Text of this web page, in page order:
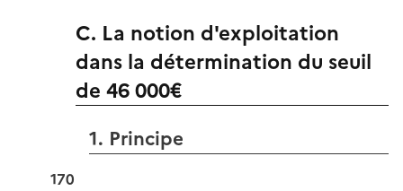
C. La notion d'exploitation
dans la détermination du seuil
de 46 000€
1. Principe
170